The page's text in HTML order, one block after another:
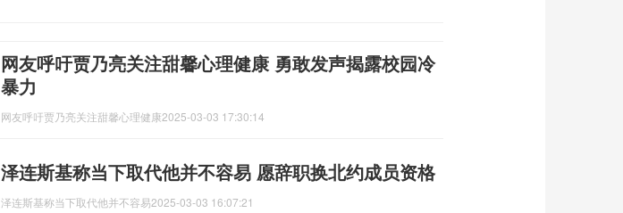
网友呼吁贾乃亮关注甜馨心理健康 勇敢发声揭露校园冷
暴力
网友呼吁贾乃亮关注甜馨心理健康2025-03-03 17:30:14
泽连斯基称当下取代他并不容易 愿辞职换北约成员资格
泽连斯基称当下取代他并不容易2025-03-03 16:07:21